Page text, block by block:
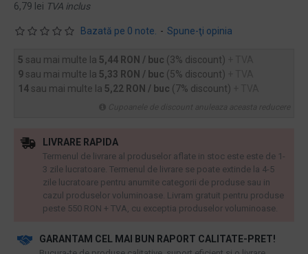
Bazată pe 0 note. - Spune-ţi opinia
6,79 lei TVA inclus
5 sau mai multe la 5,44 RON / buc (3% discount)
9 sau mai multe la 5,33 RON / buc (5% discount)
14 sau mai multe la 5,22 RON / buc (7% discount)
GARANTAM CEL MAI BUN RAPORT CALITATE-PRET!
LIVRARE RAPIDA
Termenul de livrare al produselor aflate in stoc este este de 1-
3 zile lucratoare. Termenul de livrare se poate extinde la 4-5
zile lucratoare pentru anumite categorii de produse sau in
cazul produselor voluminoase. Livram gratuit pentru produse
peste 550 RON + TVA, cu exceptia produselor voluminoase.